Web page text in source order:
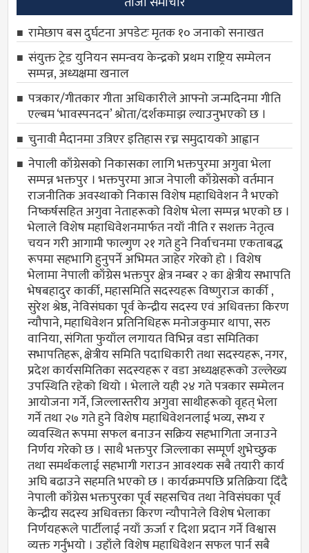
रामेछाप बस दुर्घटना अपडेटः मृतक १० जनाको सनाखत
संयुक्त ट्रेड युनियन समन्वय केन्द्रको प्रथम राष्ट्रिय सम्मेलन
सम्पन्न, अध्यक्षमा खनाल
पत्रकार/गीतकार गीता अधिकारीले आफ्नो जन्मदिनमा गीति
एल्बम ‘भावस्पनदन’ श्रोता/दर्शकमाझ ल्याउनुभएको छ ।
चुनावी मैदानमा उत्रिएर इतिहास रच्न समुदायको आह्वान
नेपाली काँग्रेसको निकासका लागि भक्तपुरमा अगुवा भेला
सम्पन्न भक्तपुर । भक्तपुरमा आज नेपाली काँग्रेसको वर्तमान
राजनीतिक अवस्थाको निकास विशेष महाधिवेशन नै भएको
निष्कर्षसहित अगुवा नेताहरूको विशेष भेला सम्पन्न भएको छ ।
भेलाले विशेष महाधिवेशनमार्फत नयाँ नीति र सशक्त नेतृत्व
चयन गरी आगामी फाल्गुण २१ गते हुने निर्वाचनमा एकताबद्ध
रूपमा सहभागि हुनुपर्ने अभिमत जाहेर गरेको हो । विशेष
भेलामा नेपाली काँग्रेस भक्तपुर क्षेत्र नम्बर २ का क्षेत्रीय सभापति
भेषबहादुर कार्की, महासमिति सदस्यहरू विष्णुराज कार्की ,
सुरेश श्रेष्ठ, नेविसंघका पूर्व केन्द्रीय सदस्य एवं अधिवक्ता किरण
न्यौपाने, महाधिवेशन प्रतिनिधिहरू मनोजकुमार थापा, सरु
वानिया, संगिता फुयाँल लगायत विभिन्न वडा समितिका
सभापतिहरू, क्षेत्रीय समिति पदाधिकारी तथा सदस्यहरू, नगर,
प्रदेश कार्यसमितिका सदस्यहरू र वडा अध्यक्षहरूको उल्लेख्य
उपस्थिति रहेको थियो । भेलाले यही २४ गते पत्रकार सम्मेलन
आयोजना गर्ने, जिल्लास्तरीय अगुवा साथीहरूको वृहत् भेला
गर्ने तथा २७ गते हुने विशेष महाधिवेशनलाई भव्य, सभ्य र
व्यवस्थित रूपमा सफल बनाउन सक्रिय सहभागिता जनाउने
निर्णय गरेको छ । साथै भक्तपुर जिल्लाका सम्पूर्ण शुभेच्छुक
तथा समर्थकलाई सहभागी गराउन आवश्यक सबै तयारी कार्य
अघि बढाउने सहमति भएको छ । कार्यक्रमपछि प्रतिक्रिया दिँदै
नेपाली काँग्रेस भक्तपुरका पूर्व सहसचिव तथा नेविसंघका पूर्व
केन्द्रीय सदस्य अधिवक्ता किरण न्यौपानेले विशेष भेलाका
निर्णयहरूले पार्टीलाई नयाँ ऊर्जा र दिशा प्रदान गर्ने विश्वास
व्यक्त गर्नुभयो । उहाँले विशेष महाधिवेशन सफल पार्न सबै